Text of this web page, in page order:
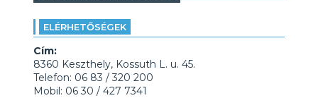
ELÉRHETŐSÉGEK
Cím:
8360 Keszthely, Kossuth L. u. 45.
Telefon: 06 83 / 320 200
Mobil: 06 30 / 427 7341